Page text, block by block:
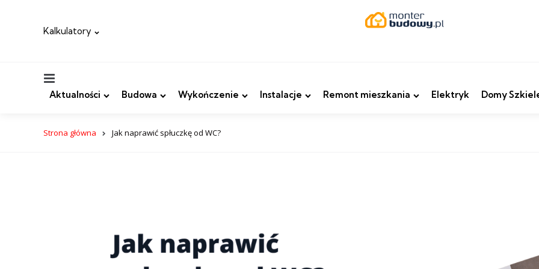
Kalkulatory
Aktualności Budowa Wykończenie Instalacje Remont mieszkania Elektryk Domy
Strona główna Jak naprawić spłuczkę od WC?